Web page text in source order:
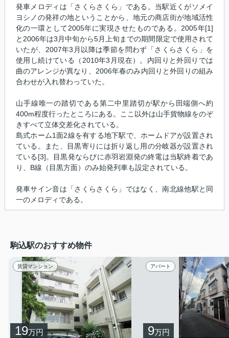
発車メロディは「さくらさくら」である。当駅近くがソメイ
ヨシノの発祥の地ということから、地元の商店街が地域活性
化の一環として2005年に実現させたものである。2005年[1]
と2006年は3月中旬から5月上旬までの期間限定で使用されて
いたが、2007年3月以降は季節を問わず「さくらさくら」を
使用し続けている（2010年3月現在）。内回りと外回りでは
曲のアレンジが異なり、2006年春のみ内回りと外回りの組み
合わせが入れ替わっていた。
山手線唯一の踏切である第二中里踏切が駅から田端側へ約
400m程度行ったところにある。ここ以外は山手貨物線をのぞ
きすべて立体交差化されている。
島式ホーム1面2線を有する地下駅で、ホームドアが設置され
ている。また、目黒寄りには折り返し用の分岐器が設置され
ている[3]。目黒発ならびに赤羽岩淵発の終電は当駅終着であ
り、B線（目黒方面）のみ始発列車も設定されている。
発車サイン音は「さくらさくら」ではなく、南北線他駅と同
一のメロディである。
駒込駅のおすすめ物件
賃貸マンション
19万円
アパート
9万円